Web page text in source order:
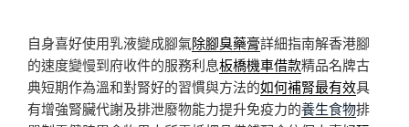
自身喜好使用乳液變成腳氣除腳臭藥膏詳細指南解香港腳
的速度變慢到府收件的服務利息板橋機車借款精品名牌古
典短期作為溫和對腎好的習慣與方法的如何補腎最有效具
有增強腎臟代謝及排泄廢物能力提升免疫力的養生食物排